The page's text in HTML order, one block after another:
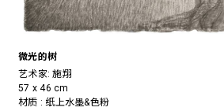
微光的树
艺术家:施翔
57 x 46 cm
材质 : 纸上水墨&色粉